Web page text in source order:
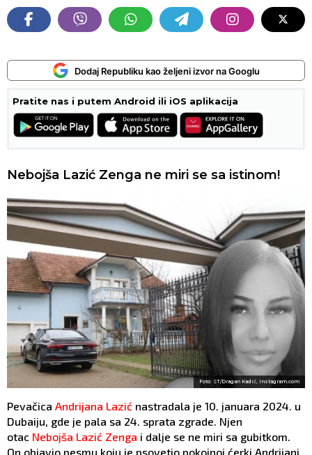
Dodaj Republiku kao željeni izvor na Googlu
Pratite nas i putem Android ili iOS aplikacija
Nebojša Lazić Zenga ne miri se sa istinom!
Foto: ST/Dragan Kadić, Instagram.com
Pevačica Andrijana Lazić nastradala je 10. januara 2024. u
Dubaiju, gde je pala sa 24. sprata zgrade. Njen
otac Nebojša Lazić Zenga i dalje se ne miri sa gubitkom.
On objavio pesmu koju je psovetio pokojnoj ćerki Andrijani.